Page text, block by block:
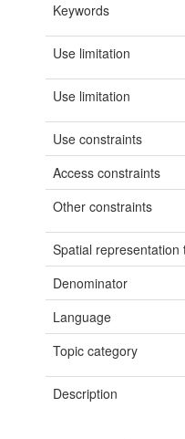
Keywords
Use limitation
Use limitation
Use constraints
Access constraints
Other constraints
Spatial representation
Denominator
Language
Topic category
Description